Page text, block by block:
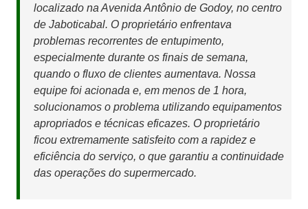
localizado na Avenida Antônio de Godoy, no centro
de Jaboticabal. O proprietário enfrentava
problemas recorrentes de entupimento,
especialmente durante os finais de semana,
quando o fluxo de clientes aumentava. Nossa
equipe foi acionada e, em menos de 1 hora,
solucionamos o problema utilizando equipamentos
apropriados e técnicas eficazes. O proprietário
ficou extremamente satisfeito com a rapidez e
eficiência do serviço, o que garantiu a continuidade
das operações do supermercado.